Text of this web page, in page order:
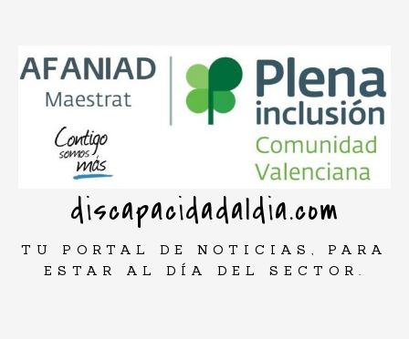
contenido
discapacidadaldia.com
TU PORTAL DE NOTICIAS, PARA
ESTAR AL DÍA DEL SECTOR.